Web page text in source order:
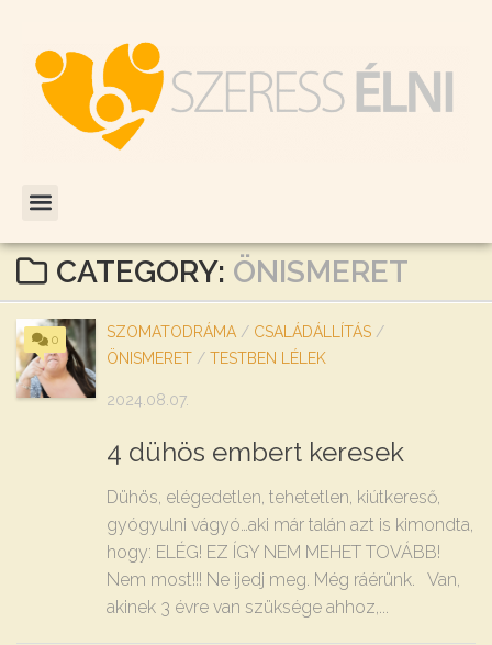
CATEGORY: ÖNISMERET
0 SZOMATODRÁMA / CSALÁDÁLLÍTÁS /
ÖNISMERET / TESTBEN LÉLEK
2024.08.07.
4 dühös embert keresek
Dühös, elégedetlen, tehetetlen, kiútkereső,
gyógyulni vágyó…aki már talán azt is kimondta,
hogy: ELÉG! EZ ÍGY NEM MEHET TOVÁBB!
Nem most!!! Ne ijedj meg. Még ráérünk. Van,
akinek 3 évre van szüksége ahhoz,...